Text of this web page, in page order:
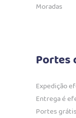
Moradas
Portes
Expedição
Entrega é
Portes